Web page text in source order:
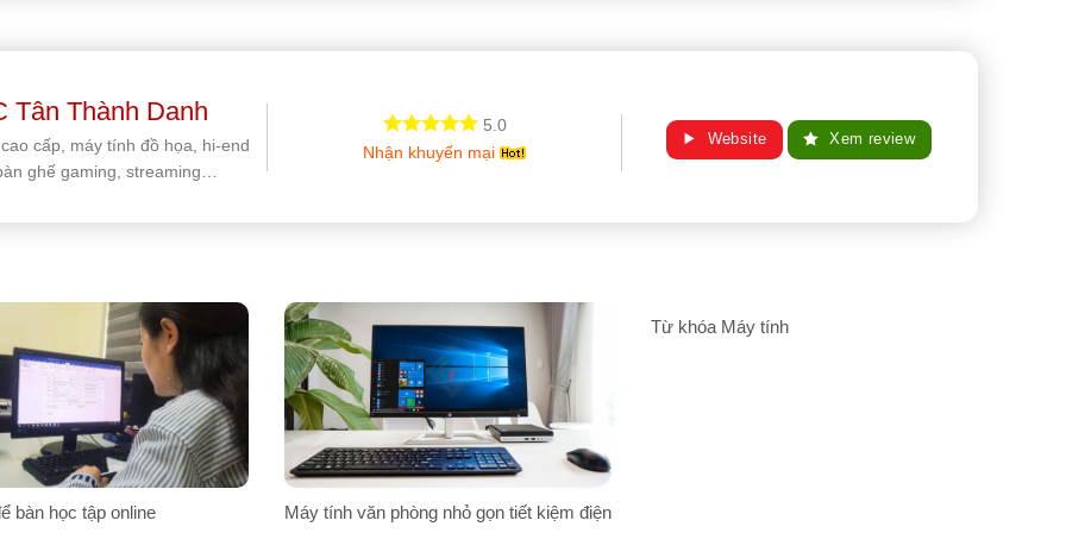
Tân Thành Danh
cấp, máy tính đồ họa, hi-end
ghế gaming, streaming…
5.0
Nhận khuyến mại
Website Xem review
bàn học tập online Máy tính văn phòng nhỏ gọn tiết kiệm điện
Từ khóa Máy tính